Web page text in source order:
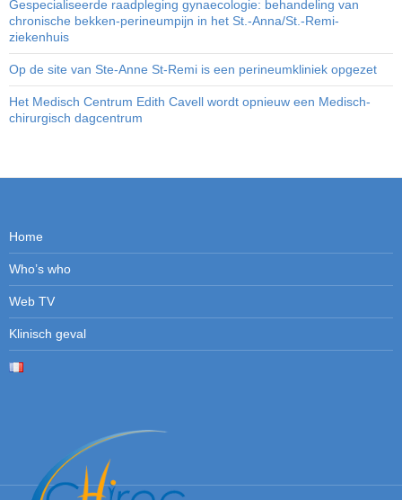
Gespecialiseerde raadpleging gynaecologie: behandeling van
chronische bekken-perineumpijn in het St.-Anna/St.-Remi-
ziekenhuis
Op de site van Ste-Anne St-Remi is een perineumkliniek opgezet
Het Medisch Centrum Edith Cavell wordt opnieuw een Medisch-
chirurgisch dagcentrum
Home
Who’s who
Web TV
Klinisch geval